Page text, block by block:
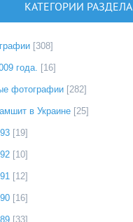
КАТЕГОРИИ РАЗДЕЛА
[308]
года. [16]
фотографии [282]
в Украине [25]
[19]
[10]
[12]
[16]
[33]